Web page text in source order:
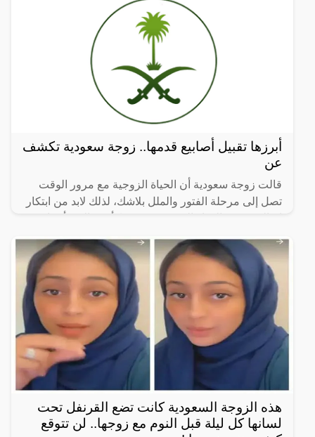
أبرزها تقبيل أصابيع قدمها.. زوجة سعودية تكشف
عن
قالت زوجة سعودية أن الحياة الزوجية مع مرور الوقت
تصل إلى مرحلة الفتور والملل بلاشك، لذلك لابد من ابتكار
هذه الزوجة السعودية كانت تضع القرنفل تحت
لسانها كل ليلة قبل النوم مع زوجها.. لن تتوقع